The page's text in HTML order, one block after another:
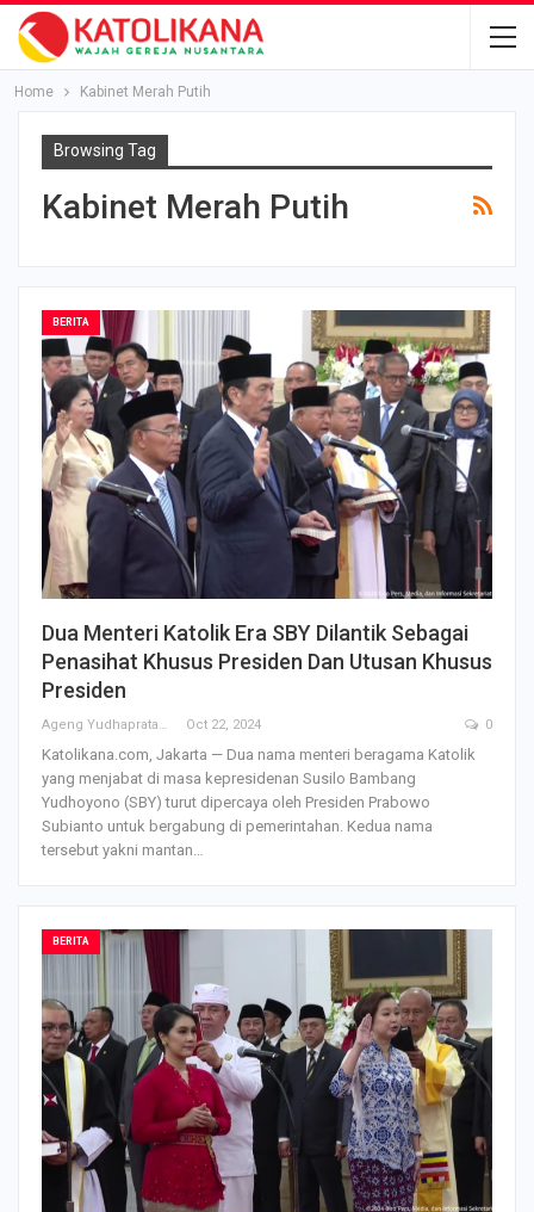
Home Kabinet Merah Putih
Browsing Tag
Kabinet Merah Putih
BERITA
Dua Menteri Katolik Era SBY Dilantik Sebagai
Penasihat Khusus Presiden Dan Utusan Khusus
Presiden
Ageng Yudhapratama Oct 22, 2024 0
Katolikana.com, Jakarta — Dua nama menteri beragama Katolik
yang menjabat di masa kepresidenan Susilo Bambang
Yudhoyono (SBY) turut dipercaya oleh Presiden Prabowo
Subianto untuk bergabung di pemerintahan. Kedua nama
tersebut yakni mantan…
BERITA